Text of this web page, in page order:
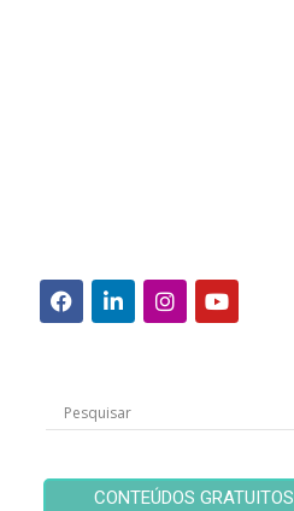
CONTEÚDOS GRATUITOS